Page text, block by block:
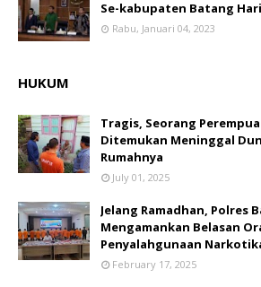
Se-kabupaten Batang Hari
Rabu, Januari 04, 2023
HUKUM
Tragis, Seorang
Ditemukan Meninggal
Rumahnya
July 01, 2025
Jelang Ramadhan, Polres
Mengamankan Belasan
Penyalahgunaan
February 17, 2025